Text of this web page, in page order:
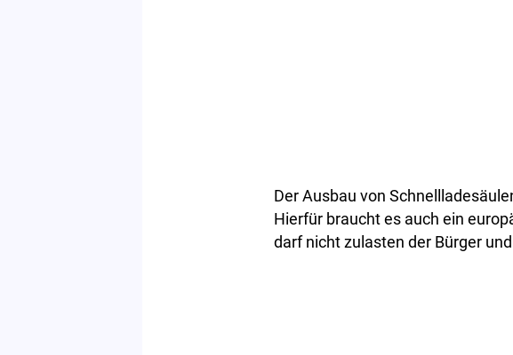
Der Ausbau von
Hierfür braucht es auch ein
darf nicht zulasten der Bürger